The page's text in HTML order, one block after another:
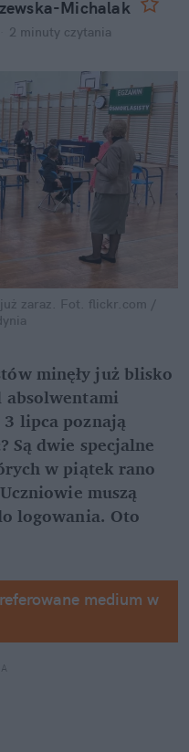
Michalak
2 minuty czytania
zaraz. Fot. flickr.com /
minęły już blisko
absolwentami
lipca poznają
Są dwie specjalne
w piątek rano
muszą
logowania. Oto
medium w